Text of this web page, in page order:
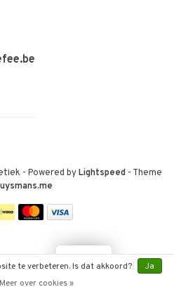
- Powered byLightspeed- Theme
te verbeteren. Is dat akkoord?
Ja
Meer over cookies »